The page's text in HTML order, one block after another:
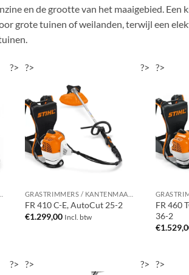
en de grootte van het maaigebied.
grote tuinen of weilanden, terwijl een
?> ?>
FR 410 C-E, AutoCut 25-2
€1.299,00 Incl. btw
?> ?>
FR 460
36-2
€
?> ?> ?> ?>